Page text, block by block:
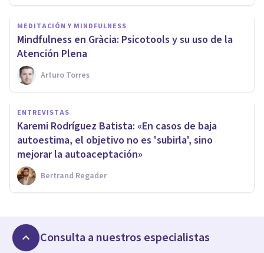
MEDITACIÓN Y MINDFULNESS
Mindfulness en Gràcia: Psicotools y su uso de la
Atención Plena
Arturo Torres
ENTREVISTAS
Karemi Rodríguez Batista: «En casos de baja
autoestima, el objetivo no es 'subirla', sino
mejorar la autoaceptación»
Bertrand Regader
Consulta a nuestros especialistas